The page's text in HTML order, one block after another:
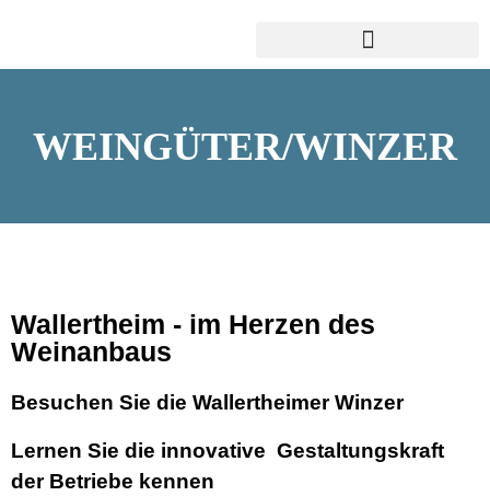
WEINGÜTER/WINZER
Wallertheim - im Herzen des
Weinanbaus
Besuchen Sie die Wallertheimer Winzer
Lernen Sie die innovative Gestaltungskraft
der Betriebe kennen